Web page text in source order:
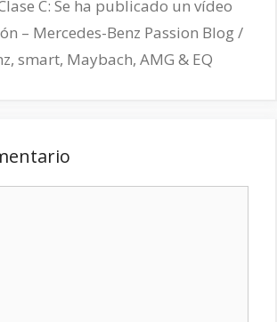
C: Se ha publicado un vídeo
– Mercedes-Benz Passion Blog /
smart, Maybach, AMG & EQ